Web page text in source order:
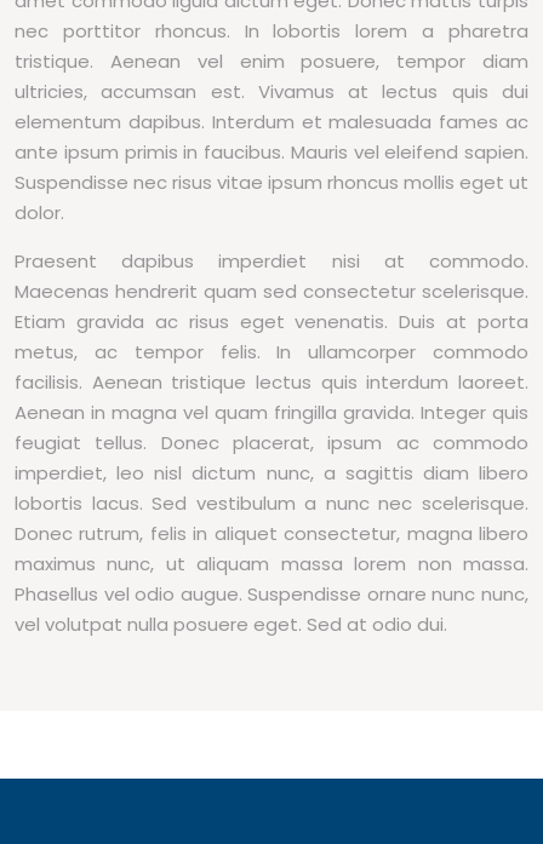
nec porttitor rhoncus. In lobortis lorem a pharetra
tristique. Aenean vel enim posuere, tempor diam
ultricies, accumsan est. Vivamus at lectus quis dui
elementum dapibus. Interdum et malesuada fames ac
ante ipsum primis in faucibus. Mauris vel eleifend sapien.
Suspendisse nec risus vitae ipsum rhoncus mollis eget ut
dolor.
Praesent dapibus imperdiet nisi at commodo.
Maecenas hendrerit quam sed consectetur scelerisque.
Etiam gravida ac risus eget venenatis. Duis at porta
metus, ac tempor felis. In ullamcorper commodo
facilisis. Aenean tristique lectus quis interdum laoreet.
Aenean in magna vel quam fringilla gravida. Integer quis
feugiat tellus. Donec placerat, ipsum ac commodo
imperdiet, leo nisl dictum nunc, a sagittis diam libero
lobortis lacus. Sed vestibulum a nunc nec scelerisque.
Donec rutrum, felis in aliquet consectetur, magna libero
maximus nunc, ut aliquam massa lorem non massa.
Phasellus vel odio augue. Suspendisse ornare nunc nunc,
vel volutpat nulla posuere eget. Sed at odio dui.